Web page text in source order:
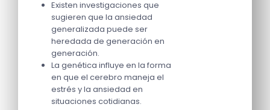
Existen investigaciones que
sugieren que la ansiedad
generalizada puede ser
heredada de generación en
generación.
La genética influye en la forma
en que el cerebro maneja el
estrés y la ansiedad en
situaciones cotidianas.